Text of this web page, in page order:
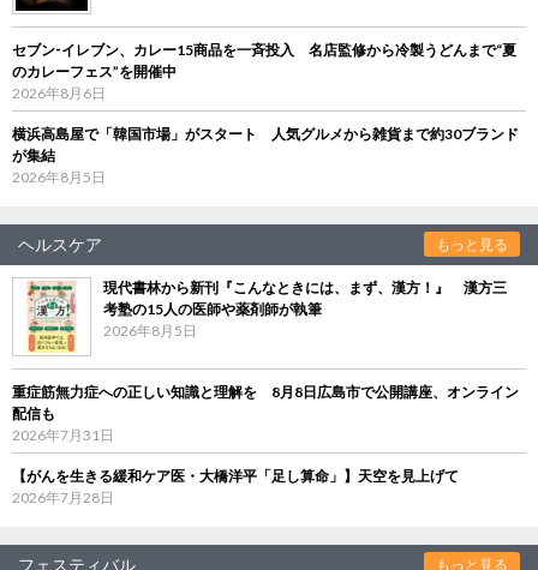
セブン‐イレブン、カレー15商品を一斉投入 名店監修から冷製うどんまで“夏
のカレーフェス”を開催中
2026年8月6日
横浜高島屋で「韓国市場」がスタート 人気グルメから雑貨まで約30ブランド
が集結
2026年8月5日
ヘルスケア もっと見る
現代書林から新刊『こんなときには、まず、漢方！』 漢方三
考塾の15人の医師や薬剤師が執筆
2026年8月5日
重症筋無力症への正しい知識と理解を 8月8日広島市で公開講座、オンライン
配信も
2026年7月31日
【がんを生きる緩和ケア医・大橋洋平「足し算命」】天空を見上げて
2026年7月28日
フェスティバル もっと見る